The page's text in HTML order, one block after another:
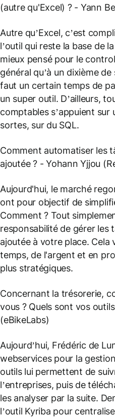
(autre qu'Excel) ?- Yann
Autre qu’Excel, c’est
l’outil qui reste la base de
mieux pensé pour le
général qu’à un dixième de
faut un certain temps de
un super outil. D’ailleurs,
comptables s’appuient sur
sortes, sur du SQL.
Comment automatiser les
ajoutée ?- Yohann Yjjou
Aujourd'hui, le marché
ont pour objectif de
Comment ? Tout
responsabilité de gérer les
ajoutée à votre place.
temps, de l'argent et en
plus stratégiques.
Concernant la trésorerie,
vous ? Quels sont vos
(eBikeLabs)
Aujourd’hui, Frédéric de
webservices pour la
outils lui permettent de
l’entreprises, puis de
les analyser par la suite.
l’outil Kyriba pour